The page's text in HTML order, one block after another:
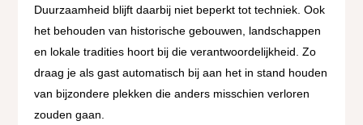
Duurzaamheid blijft daarbij niet beperkt tot techniek. Ook
het behouden van historische gebouwen, landschappen
en lokale tradities hoort bij die verantwoordelijkheid. Zo
draag je als gast automatisch bij aan het in stand houden
van bijzondere plekken die anders misschien verloren
zouden gaan.